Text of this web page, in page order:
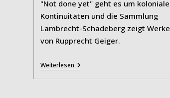
"Not done yet" geht es um koloniale
Kontinuitäten und die Sammlung
Lambrecht-Schadeberg zeigt Werke
von Rupprecht Geiger.
WeiterlesenCory
Arcangel
–